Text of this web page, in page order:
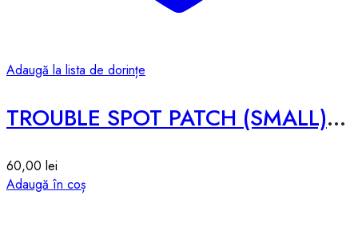
Adaugă la lista de dorințe
TROUBLE SPOT PATCH (SMALL) – 12g
60,00 lei
Adaugă în coș